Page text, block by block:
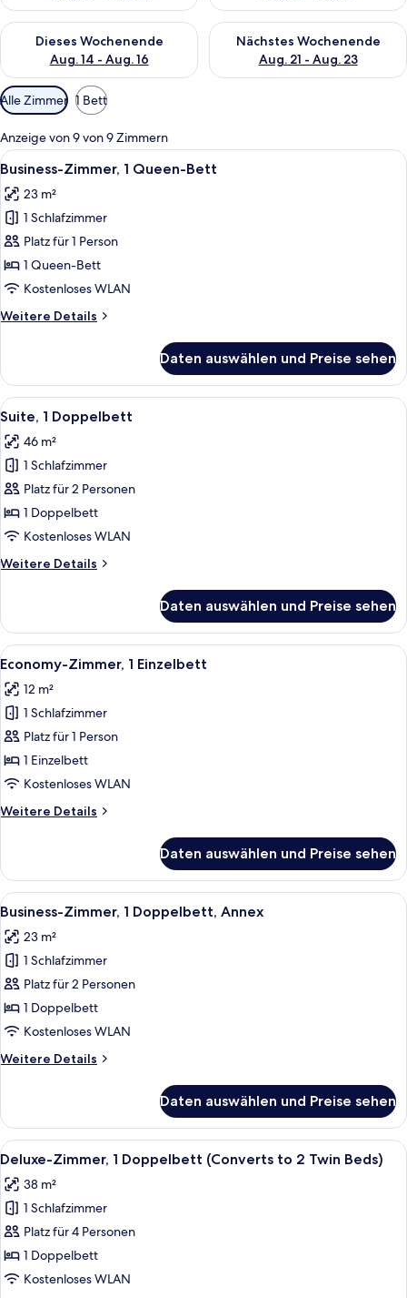
Dieses Wochenende
Aug. 14 - Aug. 16
Überprüfe die Verfügbarkeit für dieses Wochenende, Aug. 14
Nächstes Wochenende
Aug. 21 - Aug. 23
Überprüfe die Verfügbarkeit
Verfügbare
Filter
für
Zimmer
Alle Zimmer 1 Bett
Anzeige von 9 von 9 Zimmern
Alle
Fotos
für
Business-
Zimmer,
1
Queen-
anzeigen
Ein Hotelzimmer mit einem Bett,
5
Business-Zimmer, 1 Queen-Bett
23 m²
1 Schlafzimmer
Platz für 1 Person
1 Queen-Bett
Kostenloses WLAN
Weitere Details
Weitere
Zimmer,
Queen-
Daten auswählen und Preise sehen
Alle
Fotos
für
Suite,
1
Doppelbett
anzeigen
Ein Hotelzimmer mit einem Bett,
8
Suite, 1 Doppelbett
46 m²
1 Schlafzimmer
Platz für 2 Personen
1 Doppelbett
Kostenloses WLAN
Weitere Details
Weitere
1
Doppelbett
Daten auswählen und Preise sehen
Alle
Fotos
für
Economy-
Zimmer,
1 Einzelbett
anzeigen
Ein Hotelzimmer mit Bett,
4
Economy-Zimmer, 1 Einzelbett
12 m²
1 Schlafzimmer
Platz für 1 Person
1 Einzelbett
Kostenloses WLAN
Weitere Details
Weitere
Zimmer,
1 Einzelbett
Daten auswählen und Preise sehen
Alle
Fotos
für
Business-
Zimmer,
1
Doppelbett,
anzeigen
Ein Hotelzimmer mit einem großen
4
Business-Zimmer, 1 Doppelbett, Annex
23 m²
1 Schlafzimmer
Platz für 2 Personen
1 Doppelbett
Kostenloses WLAN
Weitere Details
Weitere
Zimmer,
Doppelbett,
Daten auswählen und Preise sehen
Alle
Fotos
für
Deluxe-
Zimmer,
1
Doppelbett
Ein Hotelzimmer mit Bett, Sofa,
8
Deluxe-Zimmer, 1 Doppelbett (Converts to 2 Twin Beds)
38 m²
1 Schlafzimmer
Platz für 4 Personen
1 Doppelbett
Kostenloses WLAN